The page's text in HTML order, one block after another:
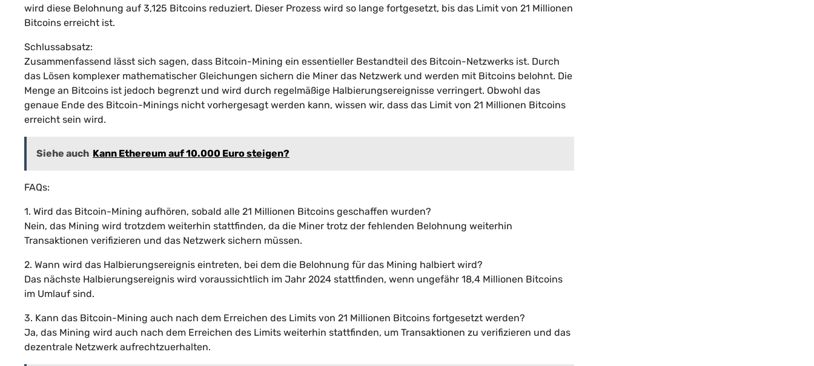
wird diese Belohnung auf 3,125 Bitcoins reduziert. Dieser Prozess wird so lange fortgesetzt, bis das Limit von 21 Millionen
Bitcoins erreicht ist.
Schlussabsatz:
Zusammenfassend lässt sich sagen, dass Bitcoin-Mining ein essentieller Bestandteil des Bitcoin-Netzwerks ist. Durch
das Lösen komplexer mathematischer Gleichungen sichern die Miner das Netzwerk und werden mit Bitcoins belohnt. Die
Menge an Bitcoins ist jedoch begrenzt und wird durch regelmäßige Halbierungsereignisse verringert. Obwohl das
genaue Ende des Bitcoin-Minings nicht vorhergesagt werden kann, wissen wir, dass das Limit von 21 Millionen Bitcoins
erreicht sein wird.
Siehe auch Kann Ethereum auf 10.000 Euro steigen?
FAQs:
1. Wird das Bitcoin-Mining aufhören, sobald alle 21 Millionen Bitcoins geschaffen wurden?
Nein, das Mining wird trotzdem weiterhin stattfinden, da die Miner trotz der fehlenden Belohnung weiterhin
Transaktionen verifizieren und das Netzwerk sichern müssen.
2. Wann wird das Halbierungsereignis eintreten, bei dem die Belohnung für das Mining halbiert wird?
Das nächste Halbierungsereignis wird voraussichtlich im Jahr 2024 stattfinden, wenn ungefähr 18,4 Millionen Bitcoins
im Umlauf sind.
3. Kann das Bitcoin-Mining auch nach dem Erreichen des Limits von 21 Millionen Bitcoins fortgesetzt werden?
Ja, das Mining wird auch nach dem Erreichen des Limits weiterhin stattfinden, um Transaktionen zu verifizieren und das
dezentrale Netzwerk aufrechtzuerhalten.